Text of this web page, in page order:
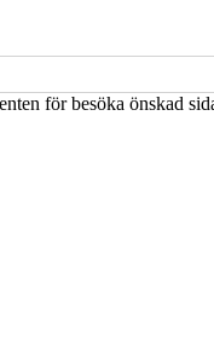
för besöka önskad